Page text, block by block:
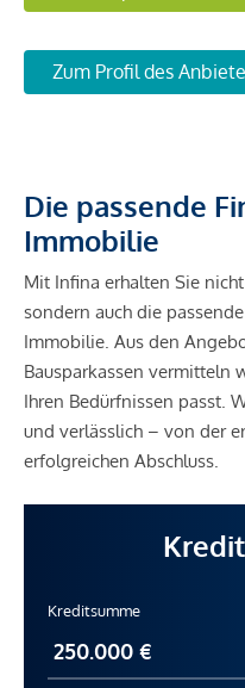
Zum Profil des
Die passende
Immobilie
Mit Infina erhalten Sie
sondern auch die
Immobilie. Aus den
Bausparkassen vermitteln
Ihren Bedürfnissen passt.
und verlässlich – von der
erfolgreichen Abschluss.
Kreditsumme